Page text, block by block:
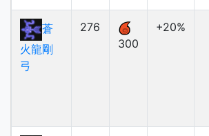
蒼
火龍剛
弓
276
300
+20%